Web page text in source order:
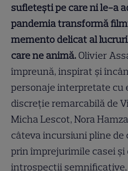
sufletești pe care ni le-a
pandemia transformă
memento delicat al
care ne animă. Olivier
împreună, inspirat și
personaje interpretate cu
discreție remarcabilă de
Micha Lescot, Nora
câteva incursiuni pline
prin împrejurimile casei și
introspecții